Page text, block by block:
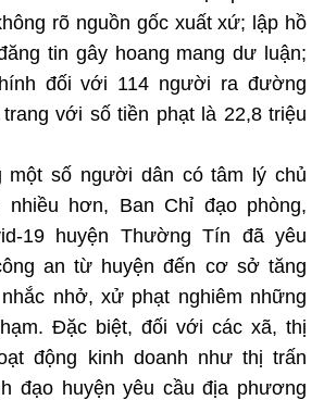
rõ nguồn gốc xuất xứ; lập hồ
tin gây hoang mang dư luận;
đối với 114 người ra đường
với số tiền phạt là 22,8 triệu
một số người dân có tâm lý chủ
hơn, Ban Chỉ đạo phòng,
19 huyện Thường Tín đã yêu
an từ huyện đến cơ sở tăng
nhở, xử phạt nghiêm những
Đặc biệt, đối với các xã, thị
động kinh doanh như thị trấn
đạo huyện yêu cầu địa phương